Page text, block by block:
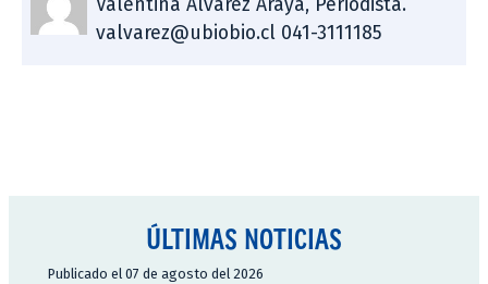
Valentina Álvarez Araya, Periodista.
valvarez@ubiobio.cl 041-3111185
ÚLTIMAS NOTICIAS
Publicado el 07 de agosto del 2026